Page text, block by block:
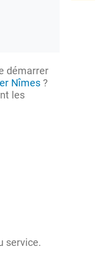
démarrer
Nîmes ?
les
service.